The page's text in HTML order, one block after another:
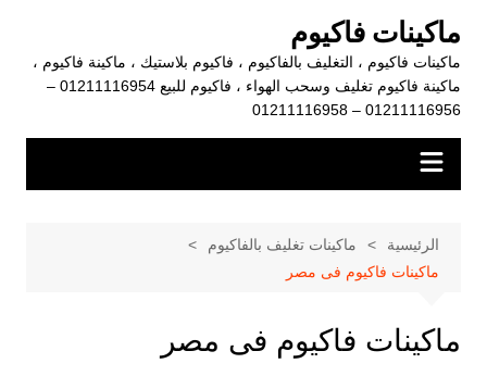
المحتوى
ماكينات فاكيوم
ماكينات فاكيوم ، التغليف بالفاكيوم ، فاكيوم بلاستيك ، ماكينة فاكيوم ،
ماكينة فاكيوم تغليف وسحب الهواء ، فاكيوم للبيع 01211116954 –
01211116956 – 01211116958
الرئيسية
ماكينات تغليف بالفاكيوم
ماكينات فاكيوم فى مصر
ماكينات فاكيوم فى مصر